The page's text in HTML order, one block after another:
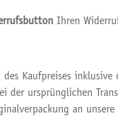
Ihren
Kaufpreises
der ursprünglichen
an